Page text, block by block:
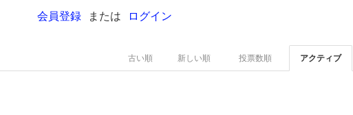
会員登録 または ログイン
アクティブ
投票数順
新しい順
古い順